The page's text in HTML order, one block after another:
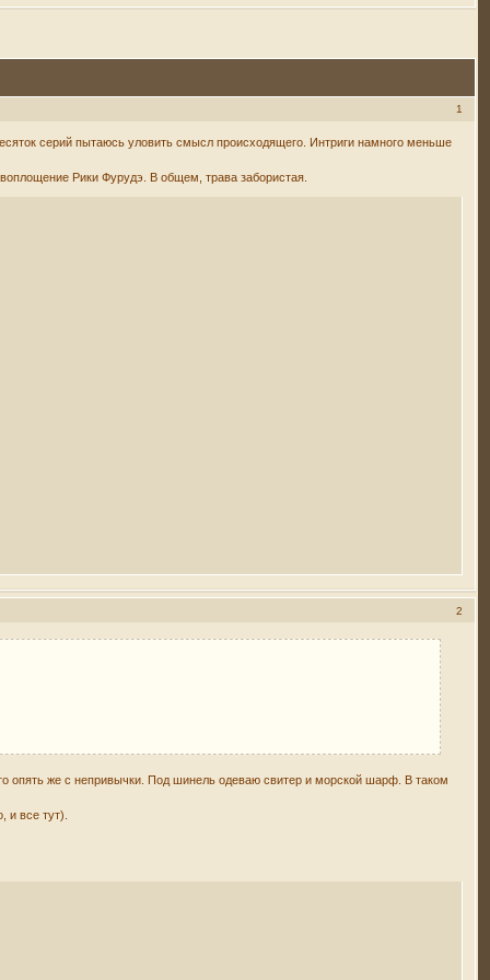
1
серий пытаюсь уловить смысл происходящего. Интриги намного меньше
Рики Фурудэ. В общем, трава забористая.
2
опять же с непривычки. Под шинель одеваю свитер и морской шарф. В таком
и все тут).